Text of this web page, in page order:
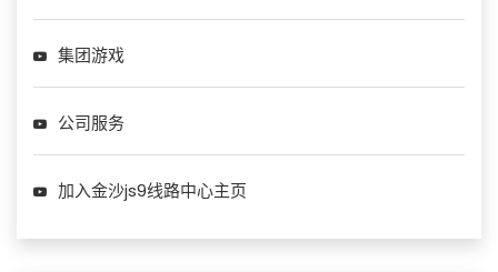
集团游戏
公司服务
加入金沙js9线路中心主页